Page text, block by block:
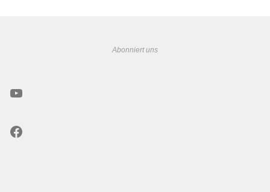
Abonniert uns
YouTube
Facebook